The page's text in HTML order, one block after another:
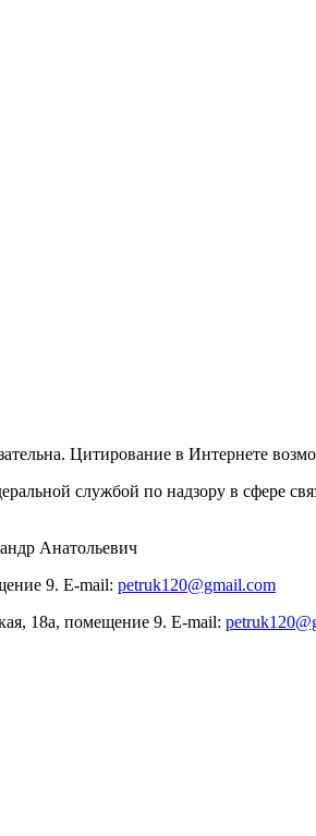
Цитирование в Интернете
службой по надзору в сфере
Анатольевич
9. E-mail: petruk120@gmail.com
18а, помещение 9. E-mail: